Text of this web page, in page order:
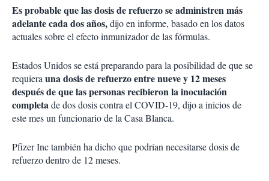
Es probable que las dosis de refuerzo se administren más
adelante cada dos años,dijo en informe, basado en los datos
actuales sobre el efecto inmunizador de las fórmulas.
Estados Unidos se está preparando para la posibilidad de que se
requierauna dosis de refuerzo entre nueve y 12 meses
después de que las personas recibieron la inoculación
completade dos dosis contra el COVID-19, dijo a inicios de
este mes un funcionario de la Casa Blanca.
Pfizer Inc también ha dicho que podrían necesitarse dosis de
refuerzo dentro de 12 meses.